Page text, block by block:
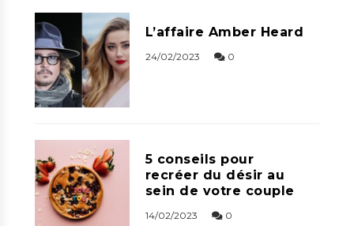
L’affaire Amber Heard
24/02/2023 0
5 conseils pour
recréer du désir au
sein de votre couple
14/02/2023 0